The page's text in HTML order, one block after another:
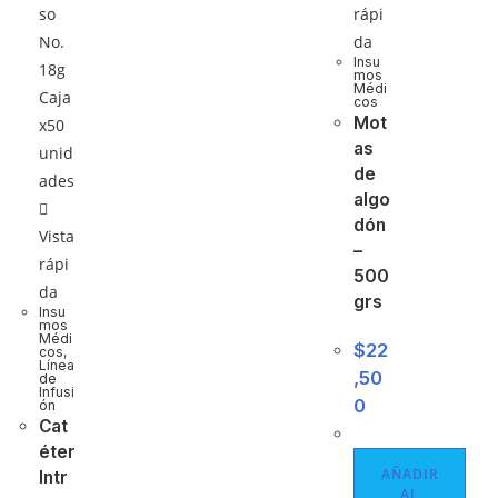
Vista
rápi
da
Insu
mos
Médi
cos,
Línea
de
Infusi
ón
Cat
éter
Intr
rápi
da
Insu
mos
Médi
cos
Mot
as
de
algo
dón
–
500
grs
$22
,50
0
AÑADIR
AL